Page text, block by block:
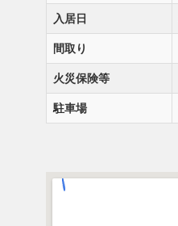
入居日
間取り
火災保険等
駐車場